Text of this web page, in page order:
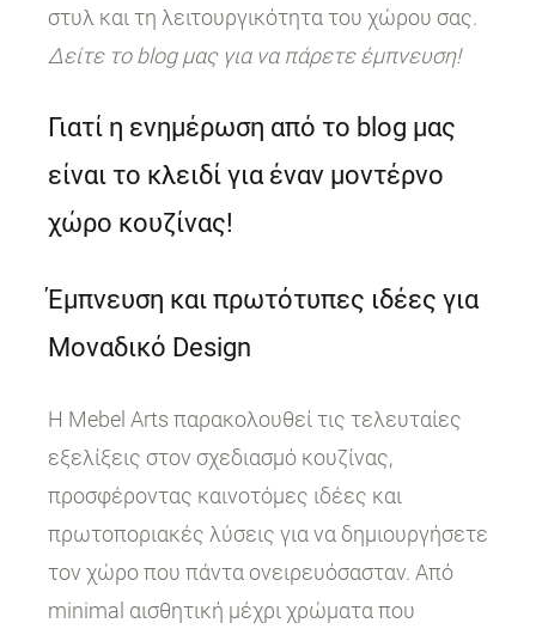
στυλ και τη λειτουργικότητα του χώρου σας.
Δείτε το blog μας για να πάρετε έμπνευση!
Γιατί η ενημέρωση από το blog μας
είναι το κλειδί για έναν μοντέρνο
χώρο κουζίνας!
Έμπνευση και πρωτότυπες ιδέες για
Μοναδικό Design
Η Mebel Arts παρακολουθεί τις τελευταίες
εξελίξεις στον σχεδιασμό κουζίνας,
προσφέροντας καινοτόμες ιδέες και
πρωτοποριακές λύσεις για να δημιουργήσετε
τον χώρο που πάντα ονειρευόσασταν. Από
minimal αισθητική μέχρι χρώματα που